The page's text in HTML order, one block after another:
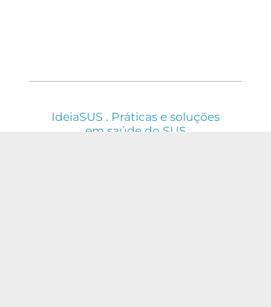
IdeiaSUS . Práticas e soluções
em saúde do SUS